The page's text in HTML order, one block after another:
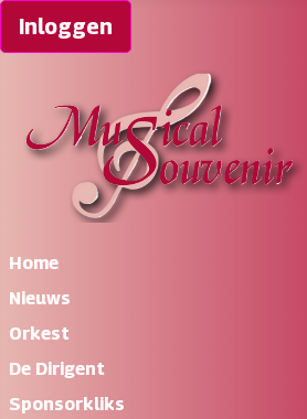
Inloggen
Home
Nieuws
Orkest
De Dirigent
Sponsorkliks